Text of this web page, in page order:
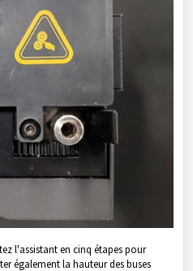
l'assistant en cinq étapes pour
également la hauteur des buses